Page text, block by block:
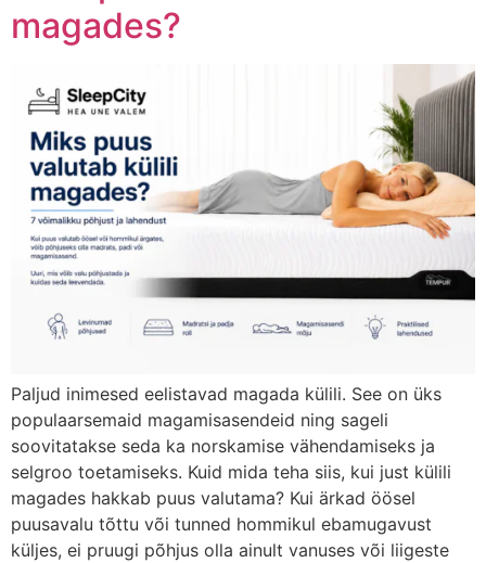
magades?
Paljud inimesed eelistavad magada külili. See on üks
populaarsemaid magamisasendeid ning sageli
soovitatakse seda ka norskamise vähendamiseks ja
selgroo toetamiseks. Kuid mida teha siis, kui just külili
magades hakkab puus valutama? Kui ärkad öösel
puusavalu tõttu või tunned hommikul ebamugavust
küljes, ei pruugi põhjus olla ainult vanuses või liigeste